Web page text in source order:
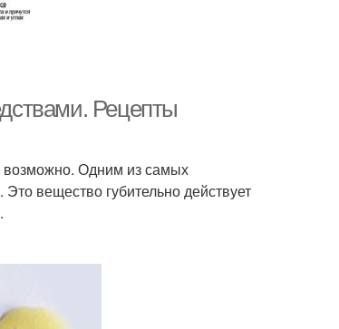
Рецепты
возможно. Одним из самых
вещество губительно действует